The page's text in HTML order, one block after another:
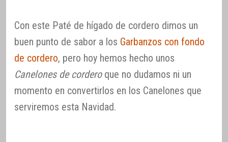
Con este Paté de hígado de cordero dimos un
buen punto de sabor a los Garbanzos con fondo
de cordero, pero hoy hemos hecho unos
Canelones de corderoque no dudamos ni un
momento en convertirlos en los Canelones que
serviremos esta Navidad.